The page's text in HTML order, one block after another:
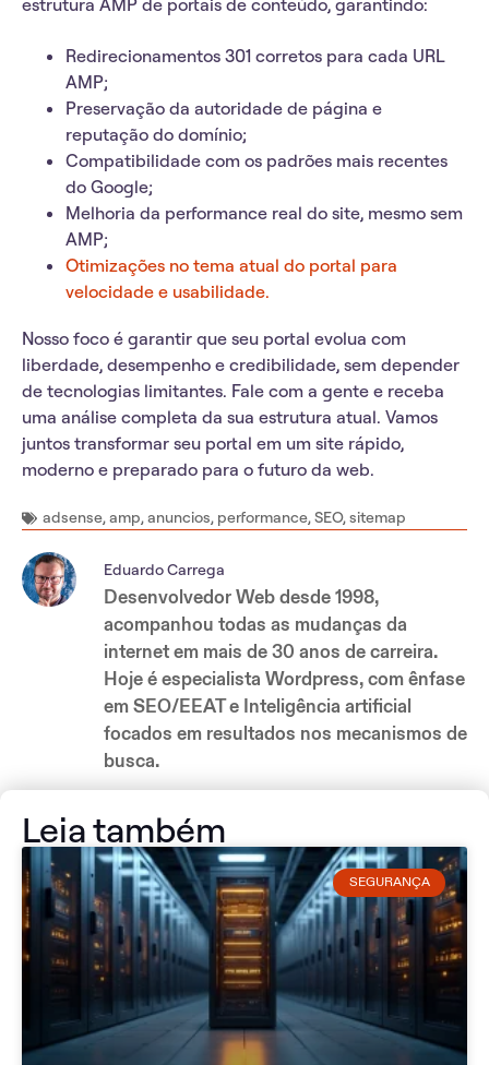
estrutura AMP de portais de conteúdo, garantindo:
Redirecionamentos 301 corretos para cada URL
AMP;
Preservação da autoridade de página e
reputação do domínio;
Compatibilidade com os padrões mais recentes
do Google;
Melhoria da performance real do site, mesmo sem
AMP;
Otimizações no tema atual do portal para
velocidade e usabilidade.
Nosso foco é garantir que seu portal evolua com
liberdade, desempenho e credibilidade, sem depender
de tecnologias limitantes. Fale com a gente e receba
uma análise completa da sua estrutura atual. Vamos
juntos transformar seu portal em um site rápido,
moderno e preparado para o futuro da web.
adsense,amp,anuncios, performance,SEO,sitemap
Eduardo Carrega
Desenvolvedor Web desde 1998,
acompanhou todas as mudanças da
internet em mais de 30 anos de carreira.
Hoje é especialista Wordpress, com ênfase
em SEO/EEAT e Inteligência artificial
focados em resultados nos mecanismos de
busca.
Leia também
SEGURANÇA